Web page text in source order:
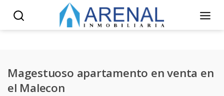
Magestuoso apartamento en venta en
el Malecon